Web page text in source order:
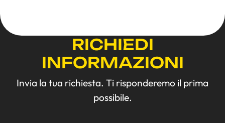
RICHIEDI
INFORMAZIONI
Invia la tua richiesta. Ti risponderemo il prima
possibile.